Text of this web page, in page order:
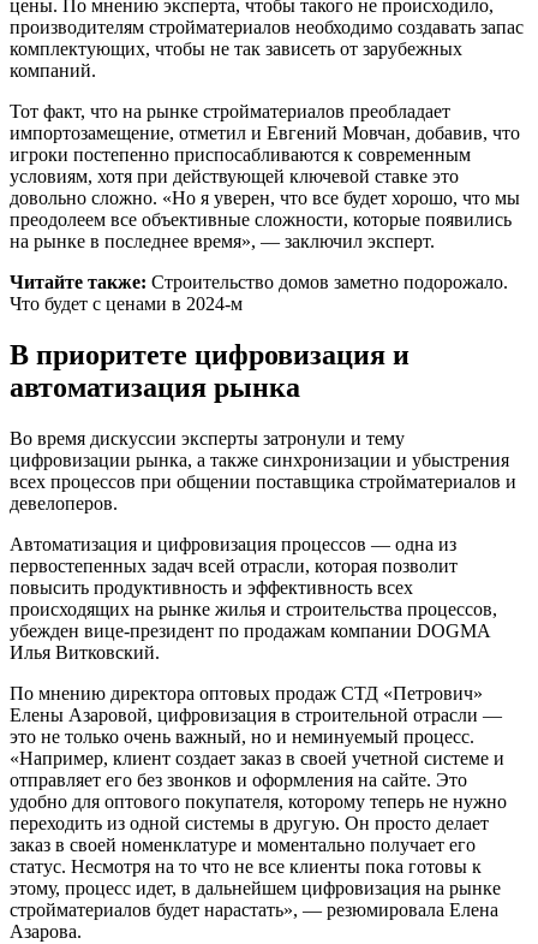
цены. По мнению эксперта, чтобы такого не происходило,
производителям стройматериалов необходимо создавать запас
комплектующих, чтобы не так зависеть от зарубежных
компаний.
Тот факт, что на рынке стройматериалов преобладает
импортозамещение, отметил и Евгений Мовчан, добавив, что
игроки постепенно приспосабливаются к современным
условиям, хотя при действующей ключевой ставке это
довольно сложно. «Но я уверен, что все будет хорошо, что мы
преодолеем все объективные сложности, которые появились
на рынке в последнее время», — заключил эксперт.
Читайте также: Cтроительство домов заметно подорожало.
Что будет с ценами в 2024-м
В приоритете цифровизация и
автоматизация рынка
Во время дискуссии эксперты затронули и тему
цифровизации рынка, а также синхронизации и убыстрения
всех процессов при общении поставщика стройматериалов и
девелоперов.
Автоматизация и цифровизация процессов — одна из
первостепенных задач всей отрасли, которая позволит
повысить продуктивность и эффективность всех
происходящих на рынке жилья и строительства процессов,
убежден вице-президент по продажам компании DOGMA
Илья Витковский.
По мнению директора оптовых продаж СТД «Петрович»
Елены Азаровой, цифровизация в строительной отрасли —
это не только очень важный, но и неминуемый процесс.
«Например, клиент создает заказ в своей учетной системе и
отправляет его без звонков и оформления на сайте. Это
удобно для оптового покупателя, которому теперь не нужно
переходить из одной системы в другую. Он просто делает
заказ в своей номенклатуре и моментально получает его
статус. Несмотря на то что не все клиенты пока готовы к
этому, процесс идет, в дальнейшем цифровизация на рынке
стройматериалов будет нарастать», — резюмировала Елена
Азарова.